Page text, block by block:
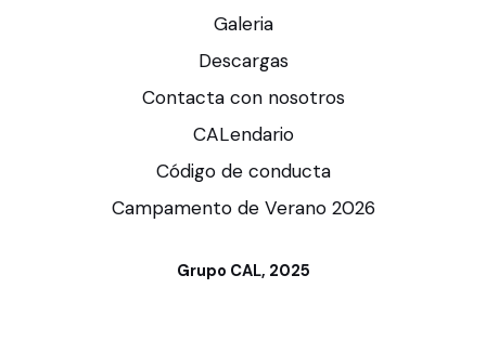
Galeria
Descargas
Contacta con nosotros
CALendario
Código de conducta
Campamento de Verano 2026
Grupo CAL, 2025